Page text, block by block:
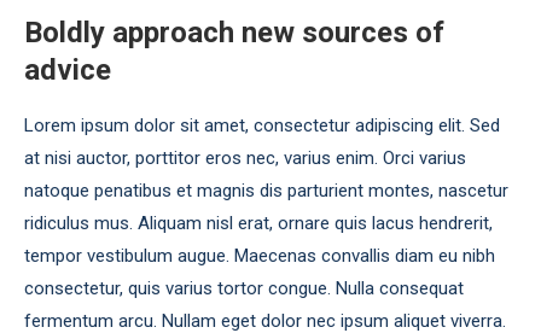
Boldly approach new sources of
advice
Lorem ipsum dolor sit amet, consectetur adipiscing elit. Sed
at nisi auctor, porttitor eros nec, varius enim. Orci varius
natoque penatibus et magnis dis parturient montes, nascetur
ridiculus mus. Aliquam nisl erat, ornare quis lacus hendrerit,
tempor vestibulum augue. Maecenas convallis diam eu nibh
consectetur, quis varius tortor congue. Nulla consequat
fermentum arcu. Nullam eget dolor nec ipsum aliquet viverra.